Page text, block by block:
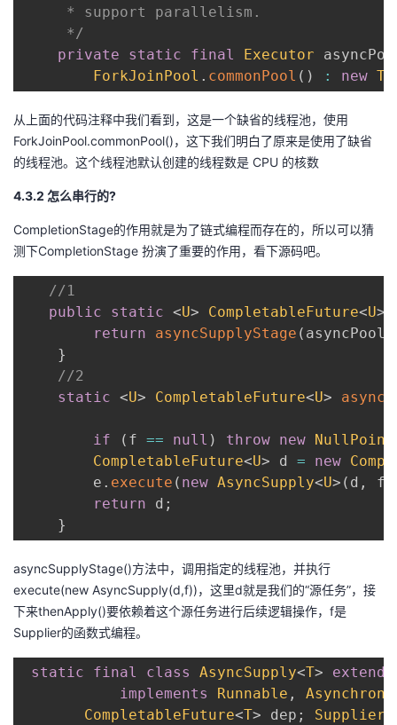
     * support parallelism.
     */
private
static final Executor
ForkJoinPool . commonPool ( ) : new
从上面的代码注释中我们看到，这是一个缺省的线程池，使用
ForkJoinPool.commonPool()，这下我们明白了原来是使用了缺省
的线程池。这个线程池默认创建的线程数是 CPU 的核数
4.3.2 怎么串行的?
CompletionStage的作用就是为了链式编程而存在的，所以可以猜
测下CompletionStage 扮演了重要的作用，看下源码吧。
//1
public
static <U> CompletableFuture<U>
return
asyncSupplyStage ( asyncPool
}
//2
static <U> CompletableFuture<U>
if ( f == null ) throw new
CompletableFuture<U> d = new
        e
. execute ( new AsyncSupply<U> ( d , f
return d ;
}
asyncSupplyStage()方法中，调用指定的线程池，并执行
execute(new AsyncSupply(d,f))，这里d就是我们的“源任务”，接
下来thenApply()要依赖着这个源任务进行后续逻辑操作，f是
Supplier的函数式编程。
static final class AsyncSupply<T>
extends
implements
Runnable ,
CompletableFuture<T> dep ; Supplier